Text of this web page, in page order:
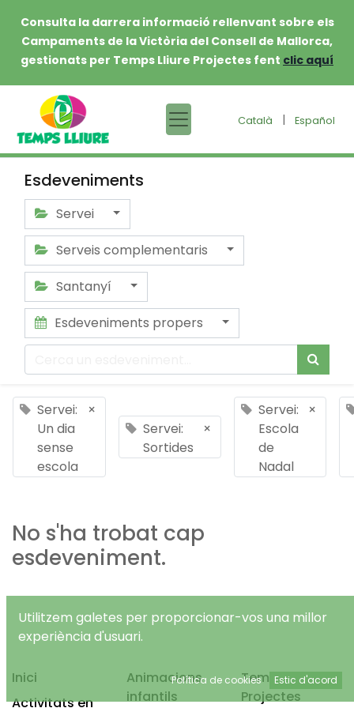
Consulta la darrera informació rellenvant sobre els
Campaments de la Victòria del Consell de Mallorca,
gestionats per Temps Lliure Projectes fent clic aquí
Català | Español
Esdeveniments
Servei
Serveis complementaris
Santanyí
Esdeveniments propers
Servei:
Un dia
sense
escola
×
Servei:
Sortides
×
Servei:
Escola
de
Nadal
×
No s'ha trobat cap
esdeveniment.
Inici
Activitats en
Animacions
infantils
Temps Lliure
Projectes
Utilitzem galetes per proporcionar-vos una millor
experiència d'usuari.
Política de cookies Estic d'acord